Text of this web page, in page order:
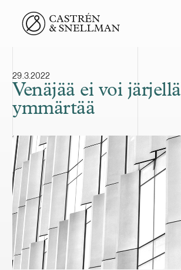
Front page
29.3.2022
Venäjää ei voi järjellä
ymmärtää